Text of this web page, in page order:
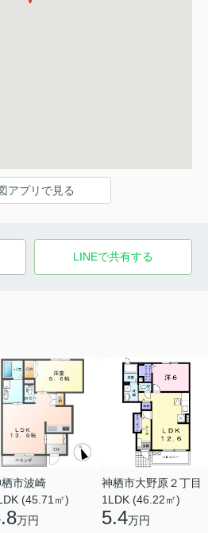
アプリで見る
LINEで共有する
市波崎
(45.71㎡)
万円
神栖市大野原２丁目
1LDK (46.22㎡)
5.4万円